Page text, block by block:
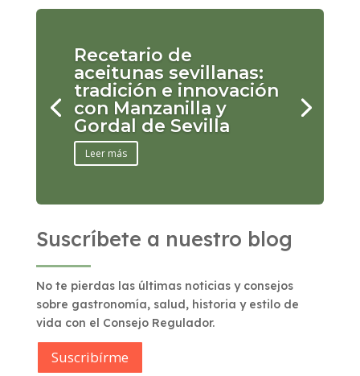
Recetario de
aceitunas sevillanas:
tradición e innovación
con Manzanilla y
Gordal de Sevilla
Leer más
Suscríbete a nuestro blog
No te pierdas las últimas noticias y consejos
sobre gastronomía, salud, historia y estilo de
vida con el Consejo Regulador.
Suscribírme